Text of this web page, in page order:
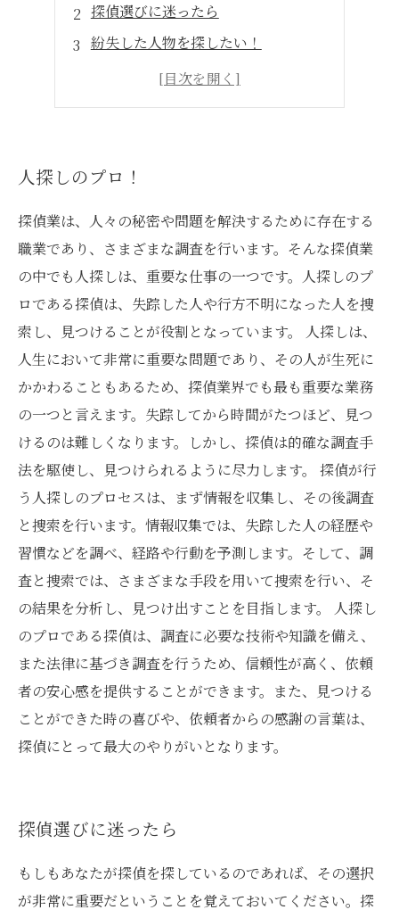
探偵選びに迷ったら
紛失した人物を探したい！
あなたの大切な人を探したい
悩ましい人探しの解決に！
人探しのプロ！
探偵業は、人々の秘密や問題を解決するために存在する
職業であり、さまざまな調査を行います。そんな探偵業
の中でも人探しは、重要な仕事の一つです。人探しのプ
ロである探偵は、失踪した人や行方不明になった人を捜
索し、見つけることが役割となっています。 人探しは、
人生において非常に重要な問題であり、その人が生死に
かかわることもあるため、探偵業界でも最も重要な業務
の一つと言えます。失踪してから時間がたつほど、見つ
けるのは難しくなります。しかし、探偵は的確な調査手
法を駆使し、見つけられるように尽力します。 探偵が行
う人探しのプロセスは、まず情報を収集し、その後調査
と捜索を行います。情報収集では、失踪した人の経歴や
習慣などを調べ、経路や行動を予測します。そして、調
査と捜索では、さまざまな手段を用いて捜索を行い、そ
の結果を分析し、見つけ出すことを目指します。 人探し
のプロである探偵は、調査に必要な技術や知識を備え、
また法律に基づき調査を行うため、信頼性が高く、依頼
者の安心感を提供することができます。また、見つける
ことができた時の喜びや、依頼者からの感謝の言葉は、
探偵にとって最大のやりがいとなります。
探偵選びに迷ったら
もしもあなたが探偵を探しているのであれば、その選択
が非常に重要だということを覚えておいてください。探